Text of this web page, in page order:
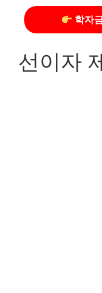
학자
선이자